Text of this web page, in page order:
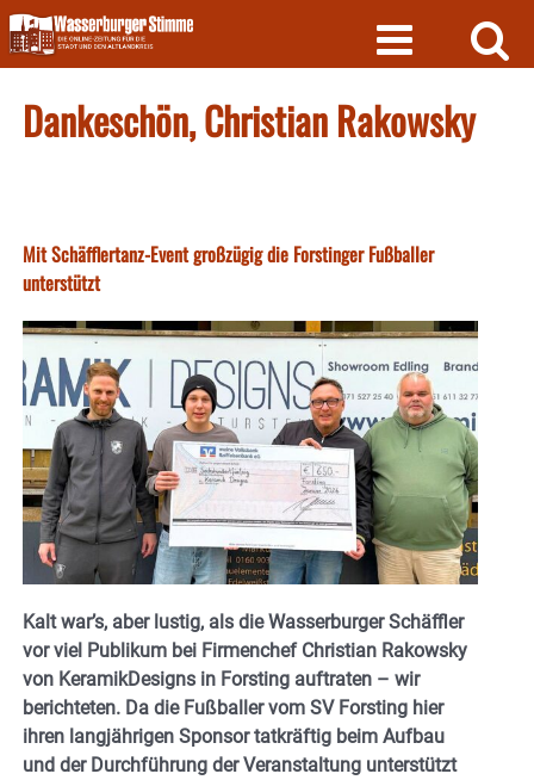
Skip
to
content
Dankeschön, Christian Rakowsky
Mit Schäfflertanz-Event großzügig die Forstinger Fußballer
unterstützt
Kalt war’s, aber lustig, als die Wasserburger Schäffler
vor viel Publikum bei Firmenchef Christian Rakowsky
von KeramikDesigns in Forsting auftraten – wir
berichteten. Da die Fußballer vom SV Forsting hier
ihren langjährigen Sponsor tatkräftig beim Aufbau
und der Durchführung der Veranstaltung unterstützt